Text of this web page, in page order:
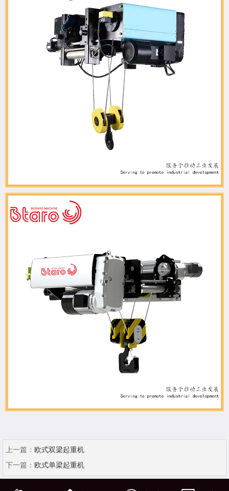
上一篇： 欧式双梁起重机
下一篇： 欧式单梁起重机